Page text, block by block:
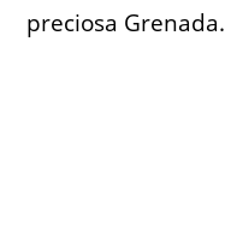
preciosa Grenada.